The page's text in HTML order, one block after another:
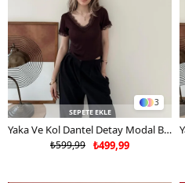
3
SEPETE EKLE
Yaka Ve Kol Dantel Detay Modal Bluz Kahve 2134
₺499,99
₺599,99